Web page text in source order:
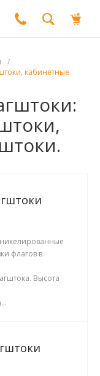
/
кабинетные
флагов в
Высота